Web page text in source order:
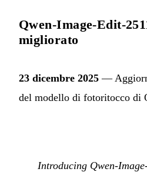
Qwen-Image-Edit-
migliorato
23 dicembre 2025 —
del modello di fotoritocco di
Introducing Qwen-